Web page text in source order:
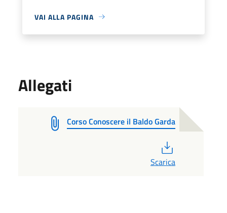
VAI ALLA PAGINA
Allegati
Corso Conoscere il Baldo Garda
Scarica